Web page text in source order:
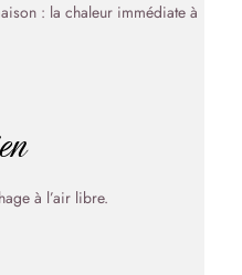
: la chaleur immédiate à
à l’air libre.